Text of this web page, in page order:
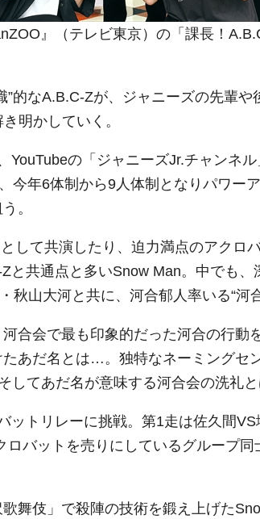
』（テレビ東京）の「課長！
的なA.B.C-Zが、ジャニーズの先輩や
明かしていく。
の「ジャニーズJr.チャンネ
今年6体制から9人体制となりパワー
。
して共演したり、迫力満点のアクロ
と共通点と多いSnow Man。中でも
秋山大河と共に、河合郁人率いる“河
合会で最も印象的だった河合の行動
あだ名とは…。独特なネーミングセ
してあだ名が意味する河合会の洗礼と
トリレーに挑戦。第1走は佐久間
ロバットを売りにしているグループ
舞伎」で殺陣の技術を鍛え上げた